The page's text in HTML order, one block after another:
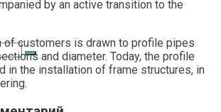
by an active transition to the
of customers is drawn to profile pipes
and diameter. Today, the profile
in the installation of frame structures, in